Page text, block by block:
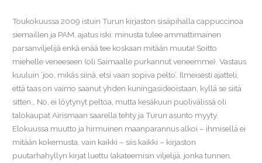
Toukokuussa 2009 istuin Turun kirjaston sisäpihalla cappuccinoa
siemaillen ja PAM, ajatus iski: minusta tulee ammattimainen
parsanviljelijä enkä enää tee koskaan mitään muuta! Soitto
miehelle veneeseen (oli Saimaalle purkannut veneemme). Vastaus
kuuluin ’joo, mikäs siinä, etsi vaan sopiva pelto’. Ilmeisesti ajatteli,
että taas on vaimo saanut yhden kuningasideoistaan, kyllä se siitä
sitten… No, ei löytynyt peltoa, mutta kesäkuun puolivälissä oli
talokaupat Airismaan saarella tehty ja Turun asunto myyty.
Elokuussa muutto ja hirmuinen maanparannus alkoi – ihmisellä ei
mitään kokemusta, vain kaikki – siis kaikki – kirjaston
puutarhahyllyn kirjat luettu (akateemisin viljelijä, jonka tunnen,